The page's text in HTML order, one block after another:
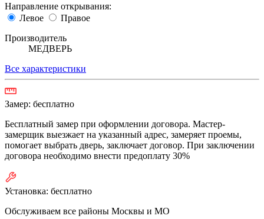
Направление открывания:
Левое
Правое
Производитель
МЕДВЕРЬ
Все характеристики
Замер: бесплатно
Бесплатный замер при оформлении договора. Мастер-
замерщик выезжает на указанный адрес, замеряет проемы,
помогает выбрать дверь, заключает договор. При заключении
договора необходимо внести предоплату 30%
Установка: бесплатно
Обслуживаем все районы Москвы и МО